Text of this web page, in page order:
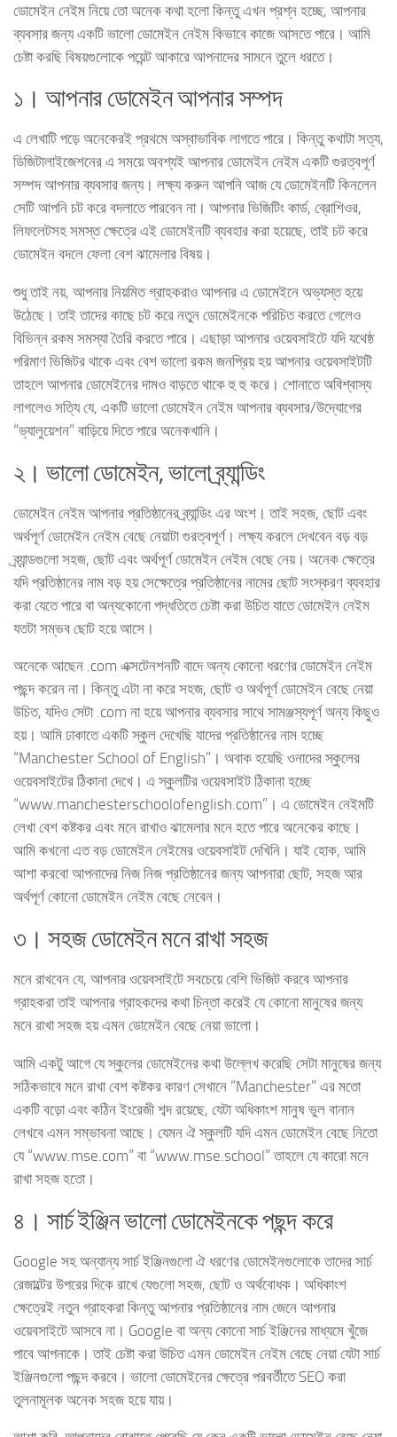
ডোমেইন নেইম নিয়ে তো অনেক কথা হলো কিন্তু এখন প্রশ্ন হচ্ছে, আপনার
ব্যবসার জন্য একটি ভালো ডোমেইন নেইম কিভাবে কাজে আসতে পারে। আমি
চেষ্টা করছি বিষয়গুলোকে পয়েন্ট আকারে আপনাদের সামনে তুলে ধরতে।
১। আপনার ডোমেইন আপনার সম্পদ
এ লেখাটি পড়ে অনেকেরই প্রথমে অস্বাভাবিক লাগতে পারে। কিন্তু কথাটা সত্য,
ডিজিটালাইজেশনের এ সময়ে অবশ্যই আপনার ডোমেইন নেইম একটি গুরত্বপূর্ণ
সম্পদ আপনার ব্যবসার জন্য। লক্ষ্য করুন আপনি আজ যে ডোমেইনটি কিনলেন
সেটি আপনি চট করে বদলাতে পারবেন না। আপনার ভিজিটিং কার্ড, ব্রোশিওর,
লিফলেটসহ সমস্ত ক্ষেত্রে এই ডোমেইনটি ব্যবহার করা হয়েছে, তাই চট করে
ডোমেইন বদলে ফেলা বেশ ঝামেলার বিষয়।
শুধু তাই নয়, আপনার নিয়মিত গ্রাহকরাও আপনার এ ডোমেইনে অভ্যস্ত হয়ে
উঠেছে। তাই তাদের কাছে চট করে নতুন ডোমেইনকে পরিচিত করতে গেলেও
বিভিন্ন রকম সমস্যা তৈরি করতে পারে। এছাড়া আপনার ওয়েবসাইটে যদি যথেষ্ঠ
পরিমাণ ভিজিটর থাকে এবং বেশ ভালো রকম জনপ্রিয় হয় আপনার ওয়েবসাইটটি
তাহলে আপনার ডোমেইনের দামও বাড়তে থাকে হু হু করে। শোনাতে অবিশ্বাস্য
লাগলেও সত্যি যে, একটি ভালো ডোমেইন নেইম আপনার ব্যবসার/উদ্যোগের
“ভ্যালুয়েশন” বাড়িয়ে দিতে পারে অনেকখানি।
২। ভালো ডোমেইন, ভালো ব্র্যান্ডিং
ডোমেইন নেইম আপনার প্রতিষ্ঠানের ব্র্যান্ডিং এর অংশ। তাই সহজ, ছোট এবং
অর্থপূর্ণ ডোমেইন নেইম বেছে নেয়াটা গুরত্বপূর্ণ। লক্ষ্য করলে দেখবেন বড় বড়
ব্র্যান্ডগুলো সহজ, ছোট এবং অর্থপূর্ণ ডোমেইন নেইম বেছে নেয়। অনেক ক্ষেত্রে
যদি প্রতিষ্ঠানের নাম বড় হয় সেক্ষেত্রে প্রতিষ্ঠানের নামের ছোট সংস্করণ ব্যবহার
করা যেতে পারে বা অন্যকোনো পদ্ধতিতে চেষ্টা করা উচিত যাতে ডোমেইন নেইম
যতটা সম্ভব ছোট হয়ে আসে।
অনেকে আছেন .com এক্সটেনশনটি বাদে অন্য কোনো ধরণের ডোমেইন নেইম
পছন্দ করেন না। কিন্তু এটা না করে সহজ, ছোট ও অর্থপূর্ণ ডোমেইন বেছে নেয়া
উচিত, যদিও সেটা .com না হয়ে আপনার ব্যবসার সাথে সামঞ্জস্যপূর্ণ অন্য কিছুও
হয়। আমি ঢাকাতে একটি স্কুল দেখেছি যাদের প্রতিষ্ঠানের নাম হচ্ছে
“Manchester School of English”। অবাক হয়েছি ওনাদের স্কুলের
ওয়েবসাইটের ঠিকানা দেখে। এ স্কুলটির ওয়েবসাইট ঠিকানা হচ্ছে
“www.manchesterschoolofenglish.com”। এ ডোমেইন নেইমটি
লেখা বেশ কষ্টকর এবং মনে রাখাও ঝামেলার মনে হতে পারে অনেকের কাছে।
আমি কখনো এত বড় ডোমেইন নেইমের ওয়েবসাইট দেখিনি। যাই হোক, আমি
আশা করবো আপনাদের নিজ নিজ প্রতিষ্ঠানের জন্য আপনারা ছোট, সহজ আর
অর্থপূর্ণ কোনো ডোমেইন নেইম বেছে নেবেন।
৩। সহজ ডোমেইন মনে রাখা সহজ
মনে রাখবেন যে, আপনার ওয়েবসাইটে সবচেয়ে বেশি ভিজিট করবে আপনার
গ্রাহকরা তাই আপনার গ্রাহকদের কথা চিন্তা করেই যে কোনো মানুষের জন্য
মনে রাখা সহজ হয় এমন ডোমেইন বেছে নেয়া ভালো।
আমি একটু আগে যে স্কুলের ডোমেইনের কথা উল্লেখ করেছি সেটা মানুষের জন্য
সঠিকভাবে মনে রাখা বেশ কষ্টকর কারণ সেখানে “Manchester” এর মতো
একটি বড়ো এবং কঠিন ইংরেজী শব্দ রয়েছে, যেটা অধিকাংশ মানুষ ভুল বানান
লেখবে এমন সম্ভাবনা আছে। যেমন ঐ স্কুলটি যদি এমন ডোমেইন বেছে নিতো
যে “www.mse.com” বা “www.mse.school” তাহলে যে কারো মনে
রাখা সহজ হতো।
৪। সার্চ ইঞ্জিন ভালো ডোমেইনকে পছন্দ করে
Google সহ অন্যান্য সার্চ ইঞ্জিনগুলো ঐ ধরণের ডোমেইনগুলোকে তাদের সার্চ
রেজাল্টের উপরের দিকে রাখে যেগুলো সহজ, ছোট ও অর্থবোধক। অধিকাংশ
ক্ষেত্রেই নতুন গ্রাহকরা কিন্তু আপনার প্রতিষ্ঠানের নাম জেনে আপনার
ওয়েবসাইটে আসবে না। Google বা অন্য কোনো সার্চ ইঞ্জিনের মাধ্যমে খুঁজে
পাবে আপনাকে। তাই চেষ্টা করা উচিত এমন ডোমেইন নেইম বেছে নেয়া যেটা সার্চ
ইঞ্জিনগুলো পছন্দ করবে। ভালো ডোমেইনের ক্ষেত্রে পরবর্তীতে SEO করা
তুলনামূলক অনেক সহজ হয়ে যায়।